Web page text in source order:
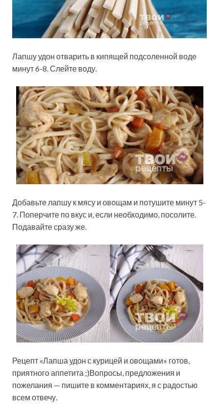
Лапшу удон отварить в кипящей подсоленной воде
минут 6-8. Слейте воду.
Добавьте лапшу к мясу и овощам и потушите минут 5-
7. Поперчите по вкус и, если необходимо, посолите.
Подавайте сразу же.
Рецепт «Лапша удон с курицей и овощами» готов,
приятного аппетита ;)Вопросы, предложения и
пожелания — пишите в комментариях, я с радостью
всем отвечу.